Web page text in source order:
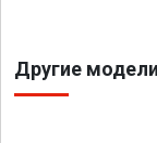
Другие